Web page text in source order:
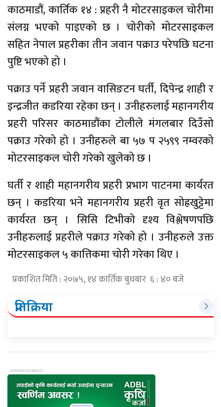
काठमाडौं, कार्तिक १४ : प्रहरी नै मोटरसाइकल चोरीमा
संलग्न भएको पाइएको छ । चोरीको मोटरसाइकल
सहित नेपाल प्रहरीका तीन जवान पक्राउ परेपछि घटना
पुष्टि भएको हो ।
पक्राउ पर्ने प्रहरी जवान वासिङटन घर्ती, दिपेन्द्र शाही र
इन्द्रजीत कडरिया रहेका छन् । उनीहरुलाई महानगरीय
प्रहरी परिसर काठमाडौंका टोलीले मंगलबार दिउँसो
पक्राउ गरेको हो । उनीहरुले बा ५७ प २५९९ नम्वरको
मोटरसाइकल चोरी गरेको खुलेको छ ।
घर्ती र शाही महानगरीय प्रहरी प्रभाग पाटनमा कार्यरत
छन् । कडरिया भने महानगरीय प्रहरी वृत सोह्रखुट्टेमा
कार्यरत छन् । सिसि टिभीको दृश्य विश्लेषणपछि
उनीहरुलाई प्रहरीले पक्राउ गरेको हो । उनीहरुले उक्त
मोटरसाइकल ५ कात्तिकमा चोरी गरेका थिए ।
प्रकाशित मिति : २०७५, १४ कार्तिक बुधबार ६ : ४० बजे
प्रतिक्रिया